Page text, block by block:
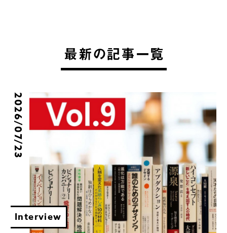
最新の記事一覧
Interview
2026/07/23